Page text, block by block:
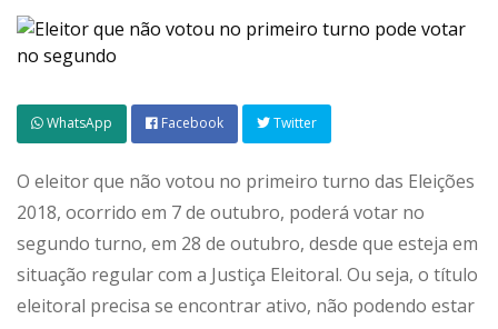
WhatsApp Facebook Twitter
O eleitor que não votou no primeiro turno das Eleições
2018, ocorrido em 7 de outubro, poderá votar no
segundo turno, em 28 de outubro, desde que esteja em
situação regular com a Justiça Eleitoral. Ou seja, o título
eleitoral precisa se encontrar ativo, não podendo estar